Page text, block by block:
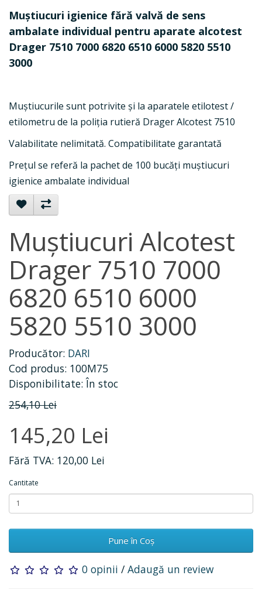
Muștiucuri igienice fără valvă de sens
ambalate individual pentru aparate alcotest
Drager 7510 7000 6820 6510 6000 5820 5510
3000
Muștiucurile sunt potrivite și la aparatele etilotest /
etilometru de la poliția rutieră Drager Alcotest 7510
Valabilitate nelimitată. Compatibilitate garantată
Prețul se referă la pachet de 100 bucăți muștiucuri
igienice ambalate individual
Muștiucuri Alcotest
Drager 7510 7000
6820 6510 6000
5820 5510 3000
Producător: DARI
Cod produs: 100M75
Disponibilitate: În stoc
254,10 Lei
145,20 Lei
Fără TVA: 120,00 Lei
Cantitate
Pune în Coş
0 opinii / Adaugă un review